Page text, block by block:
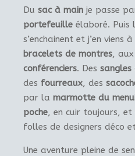
Du sac à main je passe
portefeuille élaboré. Puis
s’enchainent et j’en viens
bracelets de montres, aux
conférenciers. Des
des fourreaux, des
par la marmotte du
poche, en cuir toujours,
folles de designers déco
Une aventure pleine de